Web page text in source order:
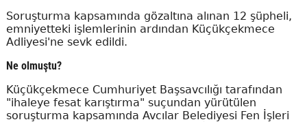
Soruşturma kapsamında gözaltına alınan 12 şüpheli,
emniyetteki işlemlerinin ardından Küçükçekmece
Adliyesi'ne sevk edildi.
Ne olmuştu?
Küçükçekmece Cumhuriyet Başsavcılığı tarafından
"ihaleye fesat karıştırma" suçundan yürütülen
soruşturma kapsamında Avcılar Belediyesi Fen İşleri